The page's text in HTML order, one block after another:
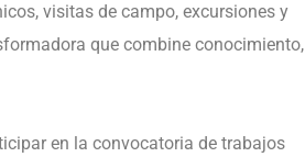
visitas de campo, excursiones y
que combine conocimiento,
en la convocatoria de trabajos